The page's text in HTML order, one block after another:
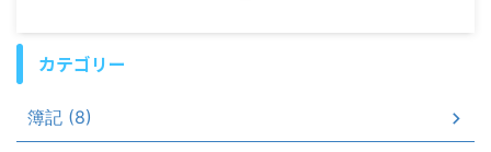
カテゴリー
簿記 (8)